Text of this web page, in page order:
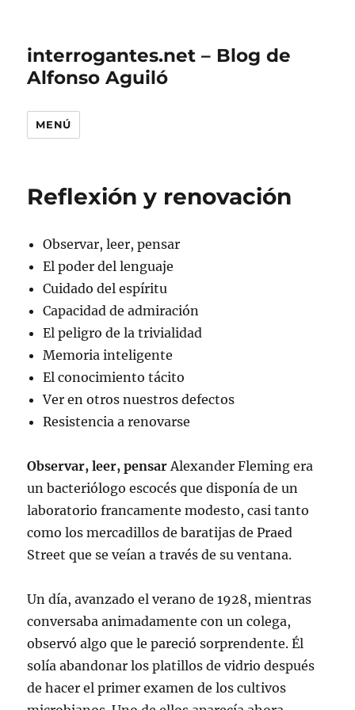
interrogantes.net – Blog de
Alfonso Aguiló
MENÚ
Reflexión y renovación
Observar, leer, pensar
El poder del lenguaje
Cuidado del espíritu
Capacidad de admiración
El peligro de la trivialidad
Memoria inteligente
El conocimiento tácito
Ver en otros nuestros defectos
Resistencia a renovarse
Observar, leer, pensarAlexander Fleming era
un bacteriólogo escocés que disponía de un
laboratorio francamente modesto, casi tanto
como los mercadillos de baratijas de Praed
Street que se veían a través de su ventana.
Un día, avanzado el verano de 1928, mientras
conversaba animadamente con un colega,
observó algo que le pareció sorprendente. Él
solía abandonar los platillos de vidrio después
de hacer el primer examen de los cultivos